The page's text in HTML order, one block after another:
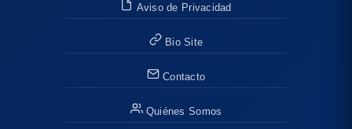
Aviso de Privacidad
Bio Site
Contacto
Quiénes Somos